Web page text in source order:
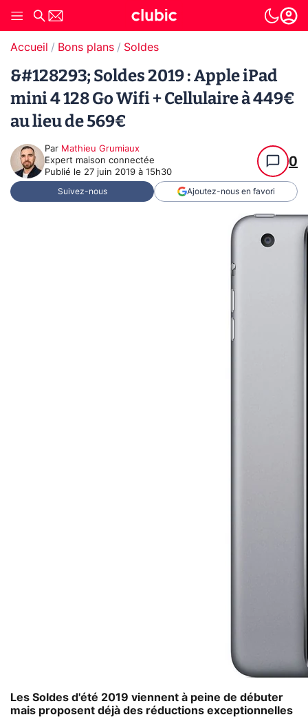
Accueil Bons plans Soldes
&#128293; Soldes 2019 : Apple iPad
mini 4 128 Go Wifi + Cellulaire à 449€
au lieu de 569€
Par Mathieu Grumiaux
Expert maison connectée
Publié le 27 juin 2019 à 15h30
0
Suivez-nous Ajoutez-nous en favori
Les Soldes d'été 2019 viennent à peine de débuter
mais proposent déjà des réductions exceptionnelles